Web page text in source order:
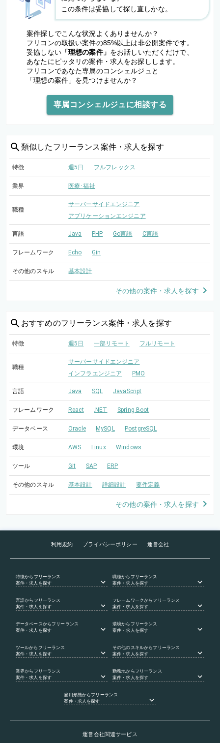
この条件は妥協して探し直しかな。
案件探しでこんな状況よくありませんか？
フリコンの取扱い案件の85%以上は非公開案件です。
妥協しない「理想の案件」 をお話しいただくだけで、
あなたにピッタリの案件・求人をお探しします。
フリコンであなた専属のコンシェルジュと
「理想の案件」を見つけませんか？
専属コンシェルジュに相談する
類似した フリーランス案件・求人を探す
特徴 週5日 フルフレックス
業界 医療･福祉
職種
サーバーサイドエンジニア
アプリケーションエンジニア
言語 Java PHP Go言語 C言語
フレームワーク Echo Gin
その他のスキル 基本設計
その他の案件・求人を探す
おすすめのフリーランス案件・求人を探す
特徴 週5日 一部リモート フルリモート
職種
サーバーサイドエンジニア
インフラエンジニア
PMO
言語 Java SQL JavaScript
フレームワーク React .NET Spring Boot
データベース Oracle MySQL PostgreSQL
環境 AWS Linux Windows
ツール Git SAP ERP
その他のスキル 基本設計 詳細設計 要件定義
その他の案件・求人を探す
利用規約 プライバシーポリシー 運営会社
特徴からフリーランス
案件・求人を探す
職種からフリーランス
案件・求人を探す
言語からフリーランス
案件・求人を探す
フレームワークからフリーランス
案件・求人を探す
データベース からフリーランス
案件・求人を探す
環境からフリーランス
案件・求人を探す
ツールからフリーランス
案件・求人を探す
その他のスキルからフリーランス
案件・求人を探す
業界からフリーランス
案件・求人を探す
勤務地からフリーランス
案件・求人を探す
雇用形態からフリーランス
案件・求人を探す
運営会社関連サービス